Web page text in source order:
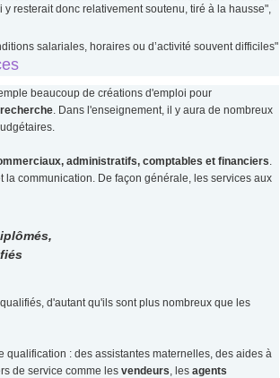
resterait donc relativement soutenu, tiré à la hausse",
salariales, horaires ou d’activité souvent difficiles"
beaucoup de créations d'emploi pour
. Dans l'enseignement, il y aura de nombreux
administratifs, comptables et financiers
communication. De façon générale, les services aux
d'autant qu'ils sont plus nombreux que les
: des assistantes maternelles, des aides à
de service comme les vendeurs , les agents